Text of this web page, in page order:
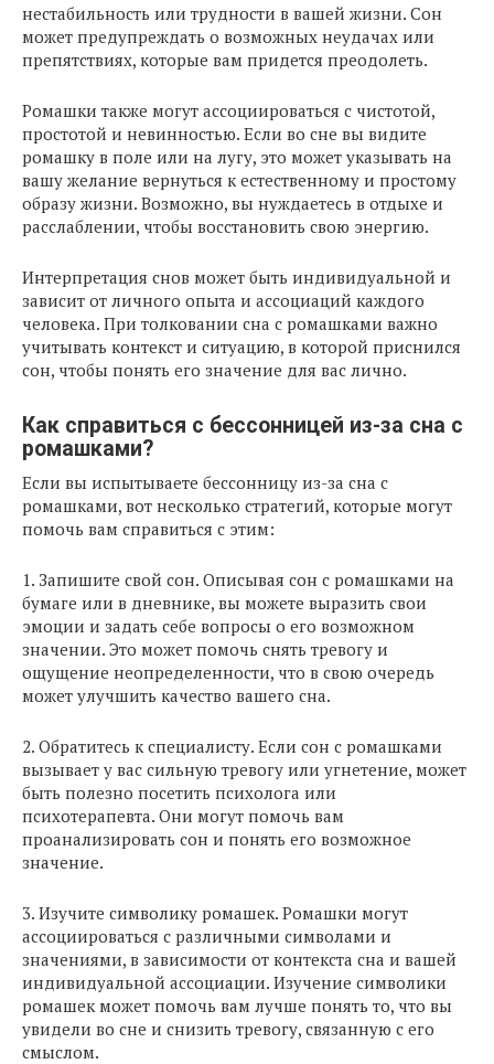
нестабильность или трудности в вашей жизни. Сон
может предупреждать о возможных неудачах или
препятствиях, которые вам придется преодолеть.
Ромашки также могут ассоциироваться с чистотой,
простотой и невинностью. Если во сне вы видите
ромашку в поле или на лугу, это может указывать на
вашу желание вернуться к естественному и простому
образу жизни. Возможно, вы нуждаетесь в отдыхе и
расслаблении, чтобы восстановить свою энергию.
Интерпретация снов может быть индивидуальной и
зависит от личного опыта и ассоциаций каждого
человека. При толковании сна с ромашками важно
учитывать контекст и ситуацию, в которой приснился
сон, чтобы понять его значение для вас лично.
Как справиться с бессонницей из-за сна с
ромашками?
Если вы испытываете бессонницу из-за сна с
ромашками, вот несколько стратегий, которые могут
помочь вам справиться с этим:
1. Запишите свой сон. Описывая сон с ромашками на
бумаге или в дневнике, вы можете выразить свои
эмоции и задать себе вопросы о его возможном
значении. Это может помочь снять тревогу и
ощущение неопределенности, что в свою очередь
может улучшить качество вашего сна.
2. Обратитесь к специалисту. Если сон с ромашками
вызывает у вас сильную тревогу или угнетение, может
быть полезно посетить психолога или
психотерапевта. Они могут помочь вам
проанализировать сон и понять его возможное
значение.
3. Изучите символику ромашек. Ромашки могут
ассоциироваться с различными символами и
значениями, в зависимости от контекста сна и вашей
индивидуальной ассоциации. Изучение символики
ромашек может помочь вам лучше понять то, что вы
увидели во сне и снизить тревогу, связанную с его
смыслом.